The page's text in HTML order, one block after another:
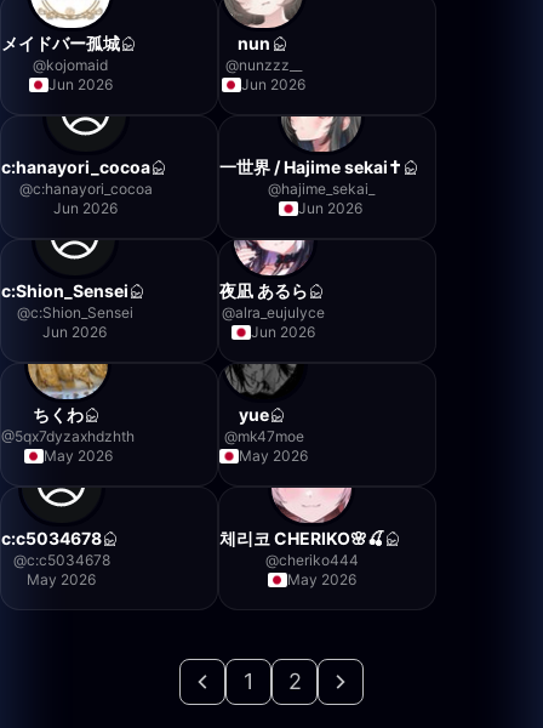
メイドバー孤城
@kojomaid
Jun 2026
nun
@nunzzz__
Jun 2026
c:hanayori_cocoa
@c:hanayori_cocoa
Jun 2026
一世界 / Hajime sekai✝️
@hajime_sekai_
Jun 2026
c:Shion_Sensei
@c:Shion_Sensei
Jun 2026
夜凪 あるら
@alra_eujulyce
Jun 2026
ちくわ
@5qx7dyzaxhdzhth
May 2026
yue
@mk47moe
May 2026
c:c5034678
@c:c5034678
May 2026
체리코 CHERIKO🌸🍒
@cheriko444
May 2026
1 2